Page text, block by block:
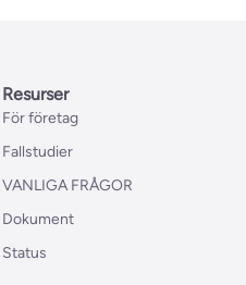
Resurser
För företag
Fallstudier
VANLIGA FRÅGOR
Dokument
Status